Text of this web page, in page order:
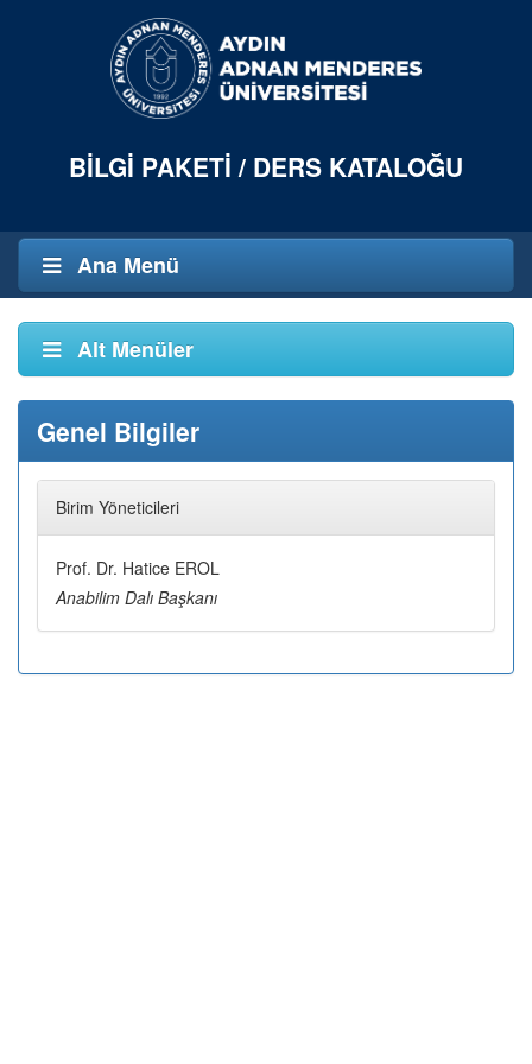
BILGI PAKETI / DERS KATALOĞU
Ana Menü
Alt Menüler
Genel Bilgiler
Birim Yöneticileri
Prof. Dr. Hatice EROL
Anabilim Dalı Başkanı